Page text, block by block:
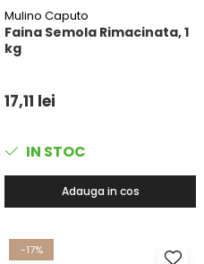
Mulino Caputo
Faina Semola Rimacinata, 1
kg
17,11 lei
IN STOC
Adauga in cos
-17%